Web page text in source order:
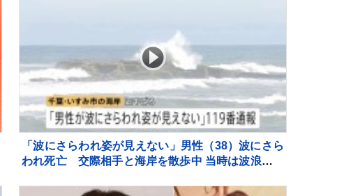
「波にさらわれ姿が見えない」男性（38）波にさら
われ死亡 交際相手と海岸を散歩中 当時は波浪注意